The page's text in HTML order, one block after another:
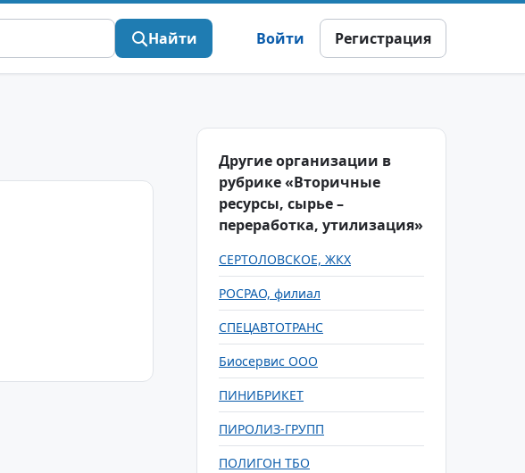
Найти Войти Регистрация
Другие организации в
рубрике «Вторичные
ресурсы, сырье –
переработка, утилизация»
СЕРТОЛОВСКОЕ, ЖКХ
РОСРАО, филиал
СПЕЦАВТОТРАНС
Биосервис ООО
ПИНИБРИКЕТ
ПИРОЛИЗ-ГРУПП
ПОЛИГОН ТБО